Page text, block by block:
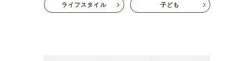
ライフスタイル
子ども